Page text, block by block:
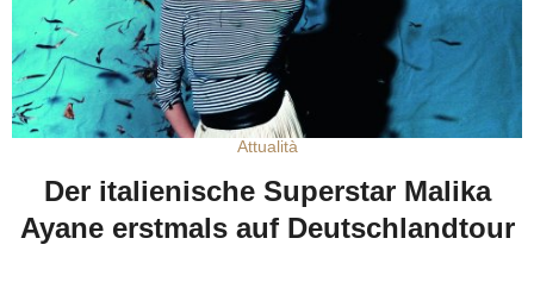
Attualità
Der italienische Superstar Malika
Ayane erstmals auf Deutschlandtour